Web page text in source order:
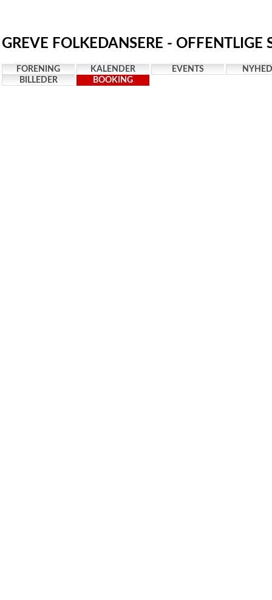
GREVE FOLKEDANSERE - OFFENTLIGE
FORENING KALENDER EVENTS
BILLEDER
BOOKING